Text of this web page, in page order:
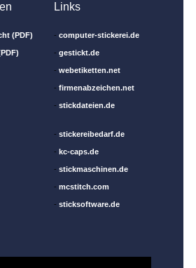
(PDF)
Links
- computer-stickerei.de
- gestickt.de
- webetiketten.net
- firmenabzeichen.net
- stickdateien.de
- stickereibedarf.de
- kc-caps.de
- stickmaschinen.de
- mcstitch.com
- sticksoftware.de